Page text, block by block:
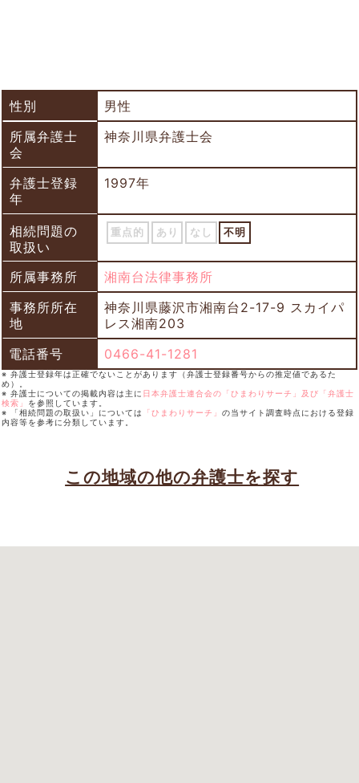
性別
男性
所属弁護士
会
神奈川県弁護士会
弁護士登録
年
1997年
相続問題の
取扱い
重点的 あり なし 不明
所属事務所
湘南台法律事務所
事務所所在
地
神奈川県藤沢市湘南台2-17-9 スカイパ
レス湘南203
電話番号
0466-41-1281
※ 弁護士登録年は正確でないことがあります（弁護士登録番号からの推定値であるた
め）。
※ 弁護士についての掲載内容は主に 日本弁護士連合会の「ひまわりサーチ」及び「弁護士
検索」 を参照しています。
※ 「相続問題の取扱い」については
「ひまわりサーチ」 の当サイト調査時点における登録
内容等を参考に分類しています。
この地域の他の弁護士を探す